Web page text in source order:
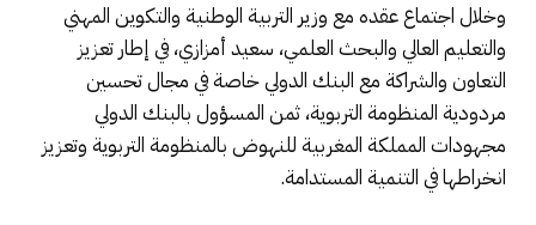
وخلال اجتماع عقده مع وزير التربية الوطنية والتكوين المهني
والتعليم العالي والبحث العلمي، سعيد أمزازي، في إطار تعزيز
التعاون والشراكة مع البنك الدولي خاصة في مجال تحسين
مردودية المنظومة التربوية، ثمن المسؤول بالبنك الدولي
مجهودات المملكة المغربية للنهوض بالمنظومة التربوية وتعزيز
انخراطها في التنمية المستدامة.